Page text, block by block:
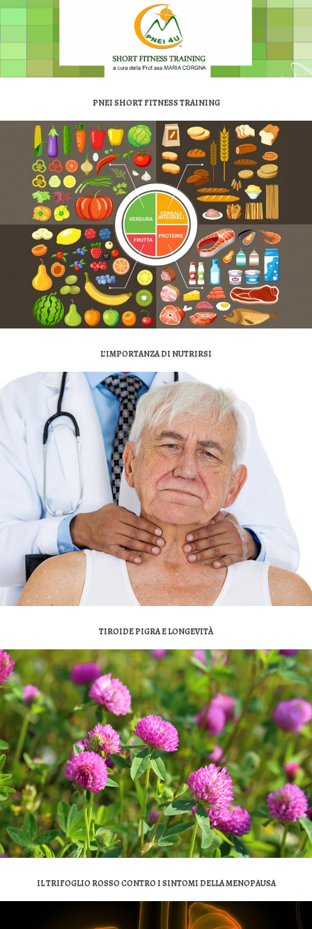
PNEI SHORT FITNESS TRAINING
L’IMPORTANZA DI NUTRIRSI
TIROIDE PIGRA E LONGEVITÀ
IL TRIFOGLIO ROSSO CONTRO I SINTOMI DELLA MENOPAUSA